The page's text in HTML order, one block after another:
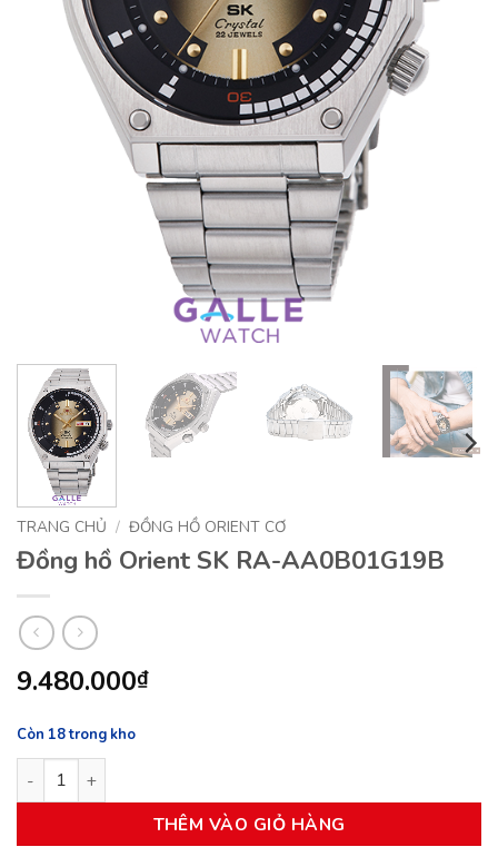
TRANG CHỦ / ĐỒNG HỒ ORIENT CƠ
Đồng hồ Orient SK RA-AA0B01G19B
9.480.000₫
Còn 18 trong kho
Đồng hồ Orient SK RA-AA0B01G19B số lượng
THÊM VÀO GIỎ HÀNG